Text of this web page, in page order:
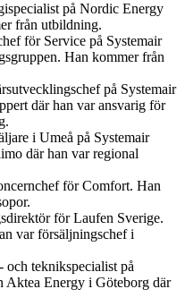
på Nordic Energy
från utbildning.
för Service på Systemair
Han kommer från
på Systemair
där han var ansvarig för
i Umeå på Systemair
där han var regional
för Comfort. Han
för Laufen Sverige.
var försäljningschef i
och teknikspecialist på
Aktea Energy i Göteborg där